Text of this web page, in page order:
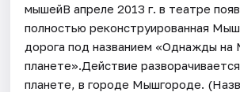
мышейВ апреле 2013 г. в театре
полностью реконструированная
дорога под названием «Однажды на
планете».Действие
планете, в городе Мышгороде.